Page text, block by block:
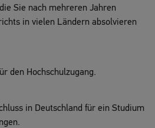
Sie nach mehreren Jahren
in vielen Ländern absolvieren
den Hochschulzugang.
in Deutschland für ein Studium